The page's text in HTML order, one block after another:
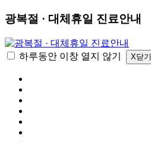
광복절 · 대체휴일 진료안내
하루동안 이창 열지 않기 X닫기